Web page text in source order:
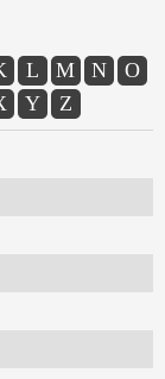
L M N
O
Y Z